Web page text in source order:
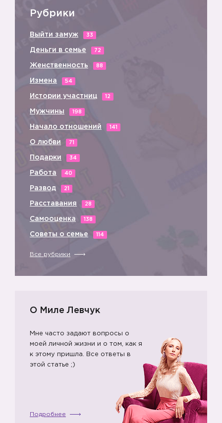
➕
➖
Рубрики
Выйти замуж 33
Деньги в семье 72
Женственность 88
Измена 54
Истории участниц 12
Мужчины 198
Начало отношений 141
О любви 71
Подарки 34
Работа 40
Развод 21
Расставания 28
Самооценка 138
Советы о семье 114
Все рубрики
О Миле Левчук
Мне часто задают вопросы о
моей личной жизни и о том, как я
к этому пришла. Все ответы в
этой статье ;)
Подробнее